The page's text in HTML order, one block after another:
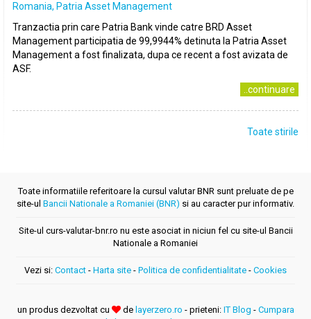
Romania, Patria Asset Management
Tranzactia prin care Patria Bank vinde catre BRD Asset
Management participatia de 99,9944% detinuta la Patria Asset
Management a fost finalizata, dupa ce recent a fost avizata de
ASF.
..continuare
Toate stirile
Toate informatiile referitoare la cursul valutar BNR sunt preluate de pe
site-ul Bancii Nationale a Romaniei (BNR) si au caracter pur informativ.
Site-ul curs-valutar-bnr.ro nu este asociat in niciun fel cu site-ul Bancii
Nationale a Romaniei
Vezi si: Contact - Harta site - Politica de confidentialitate - Cookies
un produs dezvoltat cu de layerzero.ro - prieteni: IT Blog - Cumpara